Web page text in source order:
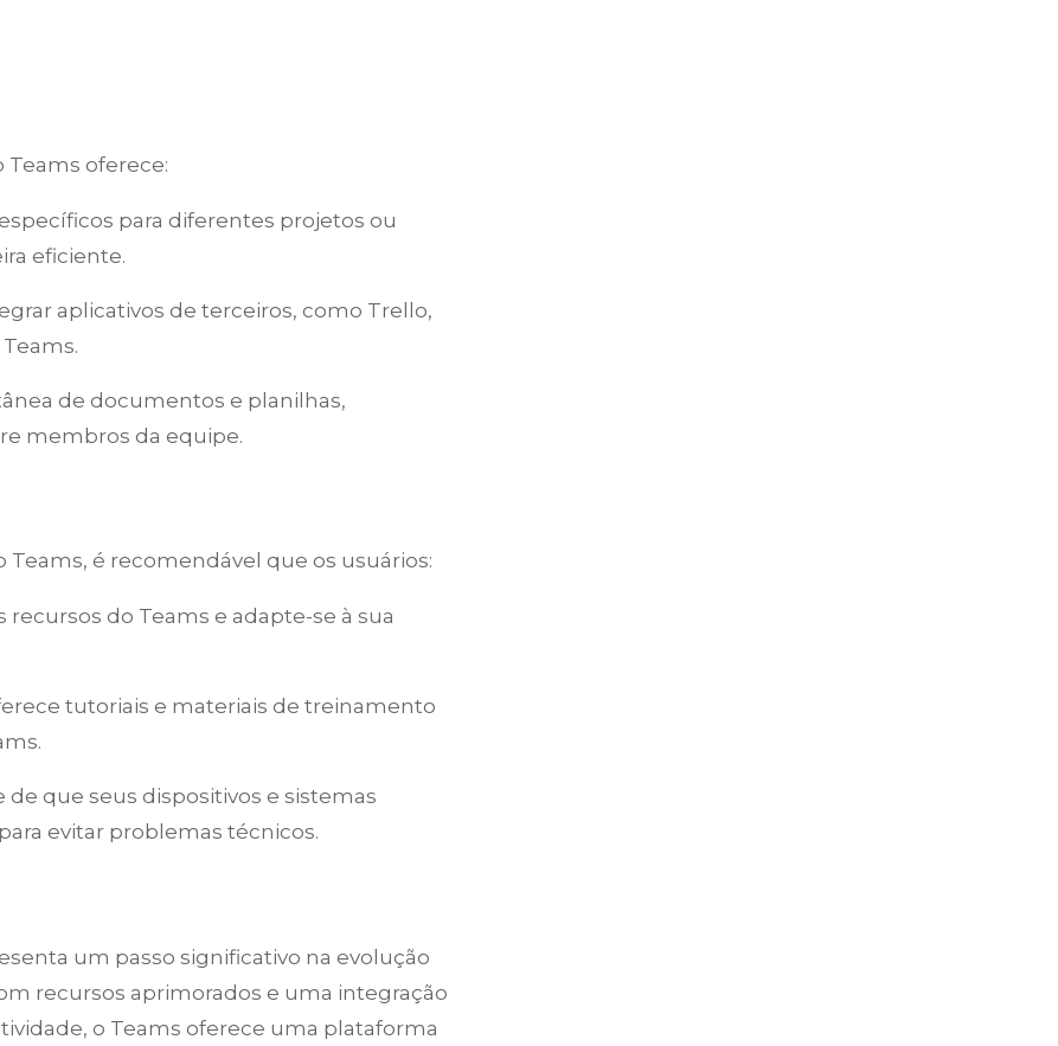
Teams oferece:
para diferentes projetos ou
eficiente.
aplicativos de terceiros, como Trello,
de documentos e planilhas,
membros da equipe.
Teams, é recomendável que os usuários:
recursos do Teams e adapte-se à sua
tutoriais e materiais de treinamento
de que seus dispositivos e sistemas
evitar problemas técnicos.
um passo significativo na evolução
recursos aprimorados e uma integração
o Teams oferece uma plataforma